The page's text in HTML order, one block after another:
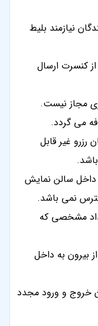
نیازمند بلیط
تا 7 روز قبل از کنسرت ارسال
مجاز نیست.
می گردد.
غیر قابل
داخل سالن نمایش
نمی باشد.
مشخصی که
بیرون به داخل
خروج و ورود مجدد